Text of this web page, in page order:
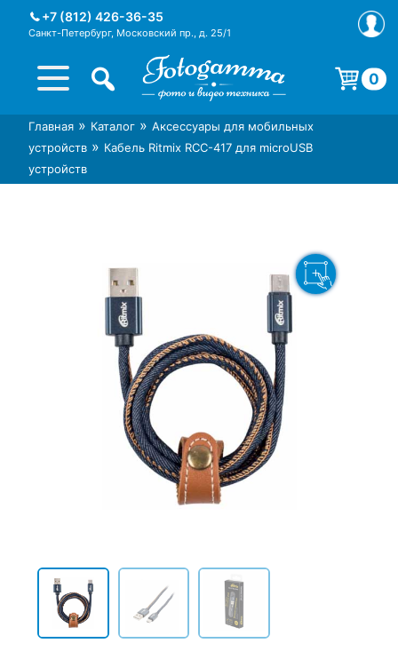
+7 (812) 426-36-35
Санкт-Петербург, Московский пр., д. 25/1
Интернет-магазин фототехники
Foto-Gamma в СПб
Магазин фотоаксессуаров foto-
gamma.ru
0
Корзина пуста.
Главная » Каталог » Аксессуары для мобильных
устройств » Кабель Ritmix RCC-417 для microUSB
устройств